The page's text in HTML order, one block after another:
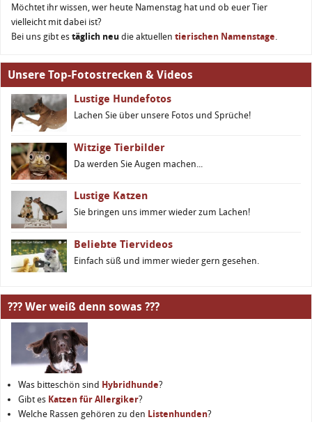
Möchtet ihr wissen, wer heute Namenstag hat und ob euer Tier
vielleicht mit dabei ist?
Bei uns gibt es täglich neu die aktuellen tierischen Namenstage.
Unsere Top-Fotostrecken & Videos
Lustige Hundefotos
Lachen Sie über unsere Fotos und Sprüche!
Witzige Tierbilder
Da werden Sie Augen machen...
Lustige Katzen
Sie bringen uns immer wieder zum Lachen!
Beliebte Tiervideos
Einfach süß und immer wieder gern gesehen.
??? Wer weiß denn sowas ???
Was bitteschön sind Hybridhunde?
Gibt es Katzen für Allergiker?
Welche Rassen gehören zu den Listenhunden?